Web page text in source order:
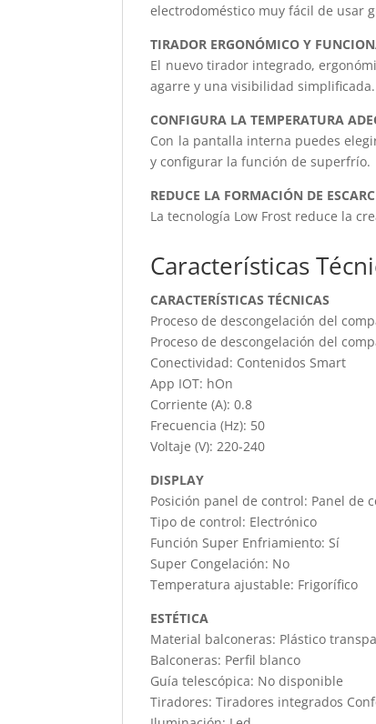
electrodoméstico muy fácil de usar
TIRADOR ERGONÓMICO Y
El nuevo tirador integrado,
agarre y una visibilidad simplificada.
CONFIGURA LA TEMPERATURA
Con la pantalla interna puedes
y configurar la función de superfrío.
REDUCE LA FORMACIÓN DE
La tecnología Low Frost reduce la
Características
CARACTERÍSTICAS TÉCNICAS
Proceso de descongelación del
Proceso de descongelación del
Conectividad: Contenidos Smart
App IOT: hOn
Corriente (A): 0.8
Frecuencia (Hz): 50
Voltaje (V): 220-240
DISPLAY
Posición panel de control: Panel de
Tipo de control: Electrónico
Función Super Enfriamiento: Sí
Super Congelación: No
Temperatura ajustable: Frigorífico
ESTÉTICA
Material balconeras: Plástico
Balconeras: Perfil blanco
Guía telescópica: No disponible
Tiradores: Tiradores integrados